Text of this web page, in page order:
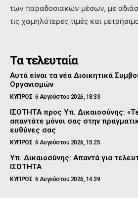
των παραδοσιακών μέσων, με
τις χαμηλότερες τιμές και
Τα τελευταία
Αυτά είναι τα νέα Διοικητικά
Οργανισμών
ΚΥΠΡΟΣ 6 Αυγούστου 2026, 18:33
ΙΣΟΤΗΤΑ προς Υπ. Δικαιοσύνης:
απαντάτε μόνοι σας στην
ευθύνες σας
ΚΥΠΡΟΣ 6 Αυγούστου 2026, 15:25
Υπ. Δικαιοσύνης: Απαντά για
ΙΣΟΤΗΤΑ
ΚΥΠΡΟΣ 6 Αυγούστου 2026, 14:39